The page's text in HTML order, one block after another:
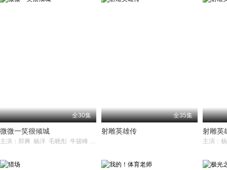
全30集
微微一笑很倾城
主演：郑爽 杨洋 毛晓彤 牛骏峰 崔航
全35集
射雕英雄传 射雕英